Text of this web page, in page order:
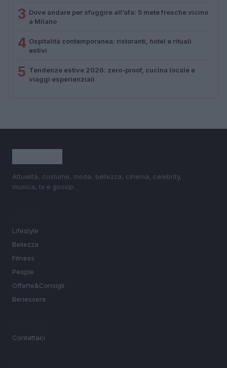
3 Dove andare per sfuggire all’afa: 5 mete fresche vicino
a Milano
4 Ospitalità contemporanea: ristoranti, hotel e rituali
estivi
5 Tendenze estive 2026: zero-proof, cucina locale e
viaggi esperienziali
Attualità, costume, moda, bellezza, cinema, celebrity,
musica, tv e gossip.
Lifestyle
Bellezza
Fitness
People
Offerte&Consigli
Benessere
Contattaci